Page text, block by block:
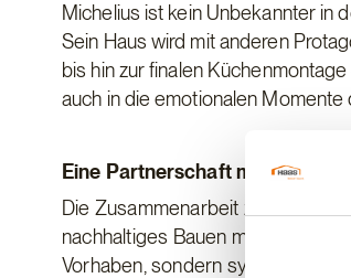
Michelius ist kein Unbekannter in
Sein Haus wird mit anderen
bis hin zur finalen
auch in die emotionalen
Eine Partnerschaft mit Weitblick
Die Zusammenarbeit zwischen
nachhaltiges Bauen mit
Vorhaben, sondern symbolisiert